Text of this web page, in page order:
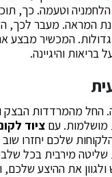
וטעמה. כך,
המראה. מעבר לכך,
המכשיר מבצע
והיגיינה.
החל מהמרדדות הבצק
מושלמות. עם ציוד
שלכם יחזרו שוב
מירבית בכל
את ההיצע